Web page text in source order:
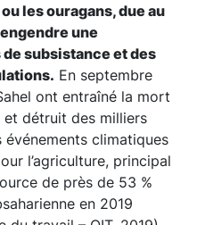
les ouragans, due au
engendre une
subsistance et des
En septembre
ont entraîné la mort
et détruit des milliers
événements climatiques
l’agriculture, principal
de près de 53 %
en 2019